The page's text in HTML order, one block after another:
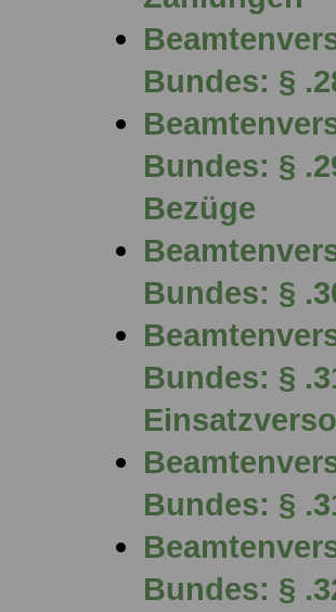
Bundes: §
Bundes: §
Bezüge
Bundes: §
Bundes: §
Bundes: §
Bundes: §